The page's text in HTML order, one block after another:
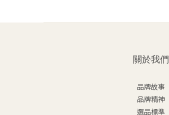
關於我們
品牌故事
品牌精神
選品標準